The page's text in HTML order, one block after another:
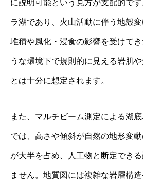
に説明可能という見方が支配的で
ラ湖であり、火山活動に伴う地殻
堆積や風化・浸食の影響を受けて
うな環境下で規則的に見える岩肌
とは十分に想定されます。
また、マルチビーム測定による湖
では、高さや傾斜が自然の地形変
が大半を占め、人工物と断定でき
ません。地質図には複雑な岩層構